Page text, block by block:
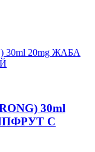
30ml
С